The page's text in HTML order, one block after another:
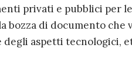
privati e pubblici per
bozza di documento che
aspetti tecnologici,